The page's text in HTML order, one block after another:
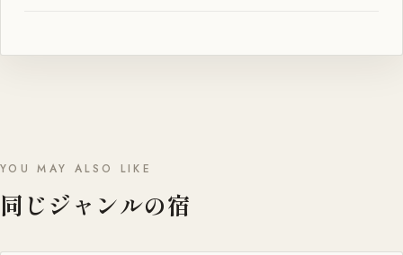
YOU MAY ALSO LIKE
同じジャンルの宿